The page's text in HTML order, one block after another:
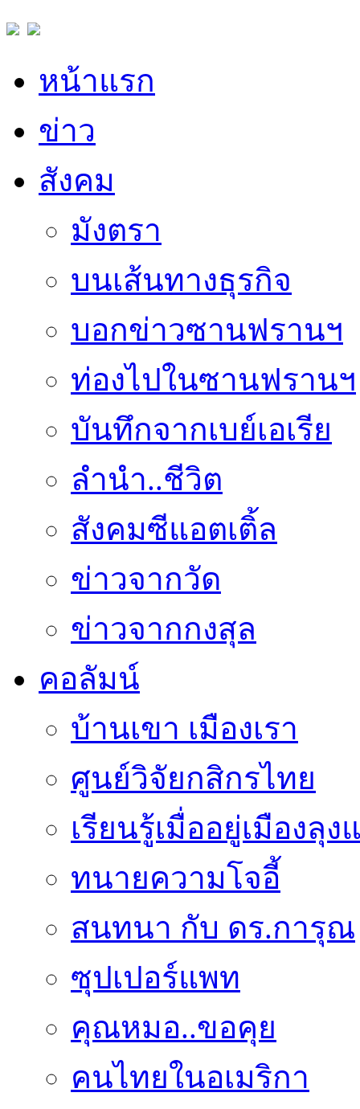
หน้าแรก
ข่าว
สังคม
มังตรา
บนเส้นทางธุรกิจ
บอกข่าวซานฟรานฯ
ท่องไปในซานฟรานฯ
บันทึกจากเบย์เอเรีย
ลำนำ..ชีวิต
สังคมซีแอตเติ้ล
ข่าวจากวัด
ข่าวจากกงสุล
คอลัมน์
บ้านเขา เมืองเรา
ศูนย์วิจัยกสิกรไทย
เรียนรู้เมื่ออยู่เมืองลุง
ทนายความโจอี้
สนทนา กับ ดร.การุณ
ซุปเปอร์แพท
คุณหมอ..ขอคุย
คนไทยในอเมริกา